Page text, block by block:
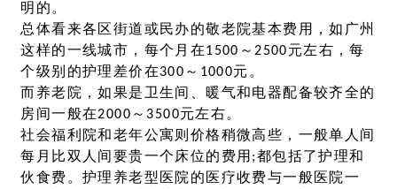
明的。
总体看来各区街道或民办的敬老院基本费用，如广州
这样的一线城市，每个月在1500～2500元左右，每
个级别的护理差价在300～1000元。
而养老院，如果是卫生间、暖气和电器配备较齐全的
房间一般在2000～3500元左右。
社会福利院和老年公寓则价格稍微高些，一般单人间
每月比双人间要贵一个床位的费用;都包括了护理和
伙食费。护理养老型医院的医疗收费与一般医院一